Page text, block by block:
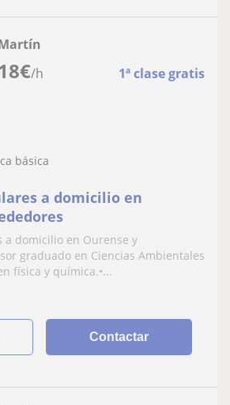
€/h 1ª clase gratis
básica
a domicilio en
a domicilio en Ourense y
graduado en Ciencias Ambientales
física y química.•...
Contactar